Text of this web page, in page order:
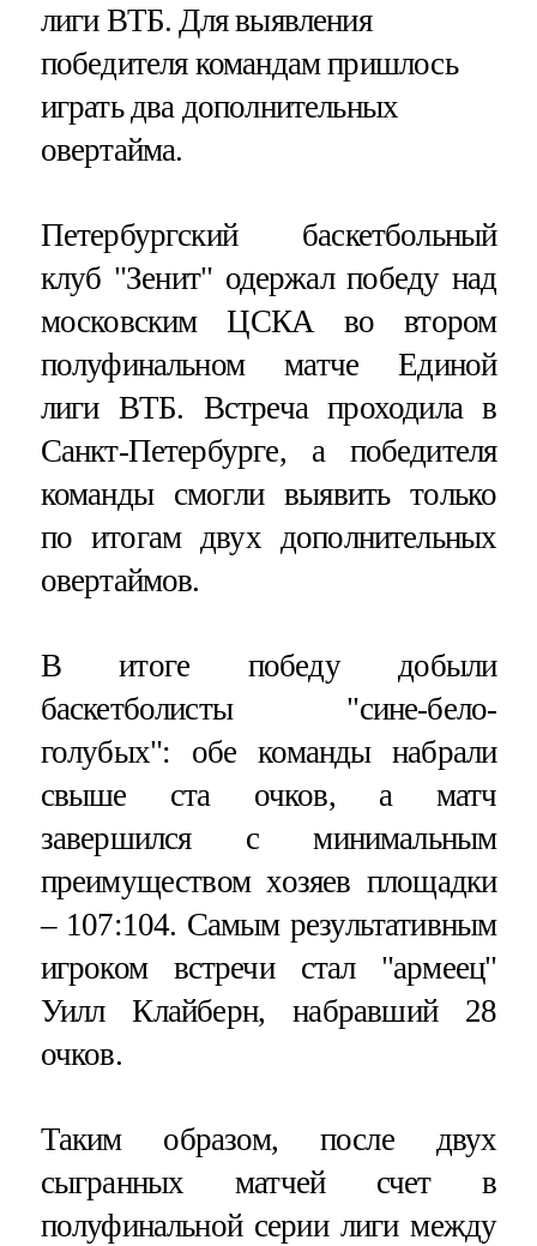
лиги ВТБ. Для выявления
победителя командам пришлось
играть два дополнительных
овертайма.
Петербургский баскетбольный
клуб "Зенит" одержал победу над
московским ЦСКА во втором
полуфинальном матче Единой
лиги ВТБ. Встреча проходила в
Санкт-Петербурге, а победителя
команды смогли выявить только
по итогам двух дополнительных
овертаймов.
В итоге победу добыли
баскетболисты "сине-бело-
голубых": обе команды набрали
свыше ста очков, а матч
завершился с минимальным
преимуществом хозяев площадки
– 107:104. Самым результативным
игроком встречи стал "армеец"
Уилл Клайберн, набравший 28
очков.
Таким образом, после двух
сыгранных матчей счет в
полуфинальной серии лиги между